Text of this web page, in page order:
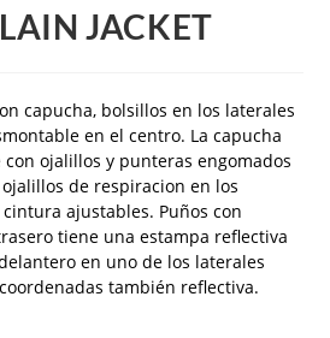
JACKET
capucha, bolsillos en los laterales
en el centro. La capucha
ojalillos y punteras engomados
de respiracion en los
ajustables. Puños con
tiene una estampa reflectiva
en uno de los laterales
también reflectiva.